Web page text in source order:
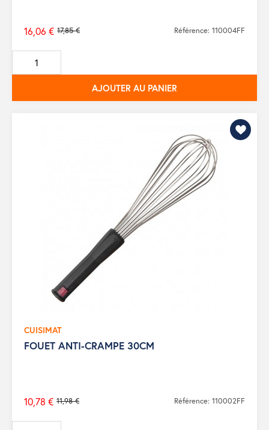
Prix
de
base
17,85 €
16,06 € Référence: 110004FF
AJOUTER AU PANIER
CUISIMAT
FOUET ANTI-CRAMPE 30CM
Prix
de
11,98 €
10,78 € Référence: 110002FF